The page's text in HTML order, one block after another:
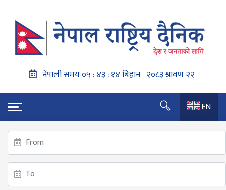
EN
गृहपृष्ठ
औचित्यहीन सरकारी निकाय खारेज गर्ने सरकारको तयारी